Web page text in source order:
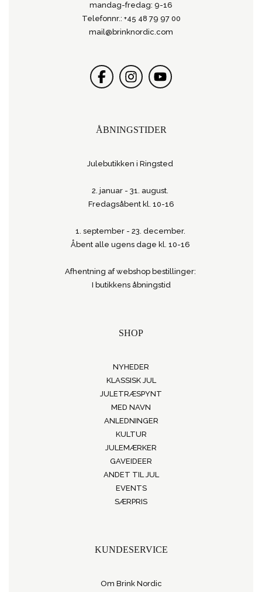
mandag-fredag: 9-16
Telefonnr.: +45 48 79 97 00
mail@brinknordic.com
ÅBNINGSTIDER
Julebutikken i Ringsted
2. januar - 31. august.
Fredagsåbent kl. 10-16
1. september - 23. december.
Åbent alle ugens dage kl. 10-16
Afhentning af webshop bestillinger:
I butikkens åbningstid
SHOP
NYHEDER
KLASSISK JUL
JULETRÆSPYNT
MED NAVN
ANLEDNINGER
KULTUR
JULEMÆRKER
GAVEIDEER
ANDET TIL JUL
EVENTS
SÆRPRIS
KUNDESERVICE
Om Brink Nordic